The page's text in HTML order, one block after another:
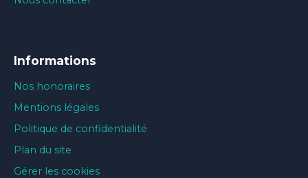
Informations
Nos honoraires
Mentions légales
Politique de confidentialité
Plan du site
Gérer les cookies